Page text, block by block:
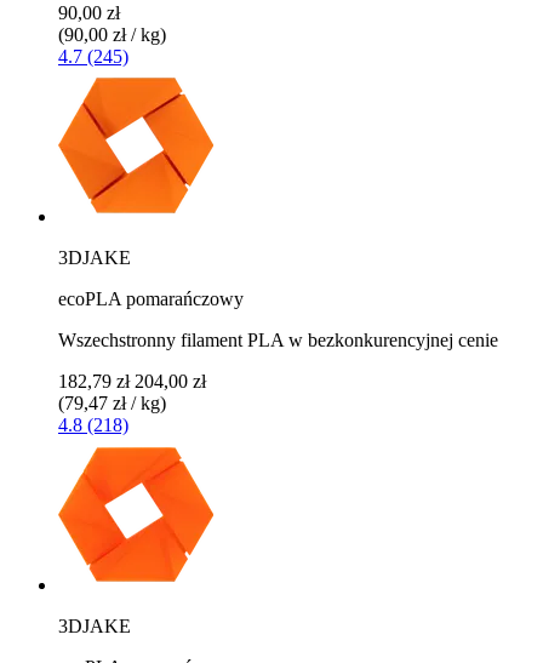
90,00 zł
(90,00 zł / kg)
4.7 (245)
3DJAKE
ecoPLA pomarańczowy
Wszechstronny filament PLA w bezkonkurencyjnej cenie
182,79 zł 204,00 zł
(79,47 zł / kg)
4.8 (218)
3DJAKE